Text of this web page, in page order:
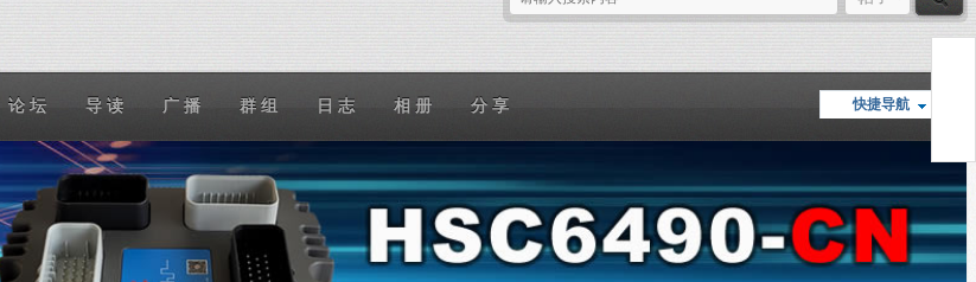
快捷导航
论 坛 导 读 广 播 群 组 日 志 相 册 分 享